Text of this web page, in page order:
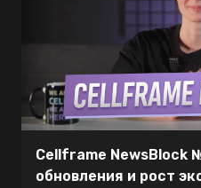
Cellframe NewsBlock
обновления и рост